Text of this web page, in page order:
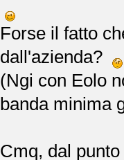
Forse il fatto
dall'azienda?
(Ngi con Eolo
banda minima
Cmq, dal